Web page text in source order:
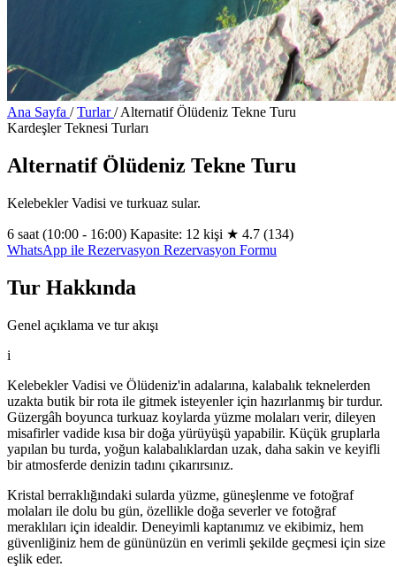
Ana Sayfa / Turlar/ Alternatif Ölüdeniz Tekne Turu
Kardeşler Teknesi Turları
Alternatif Ölüdeniz Tekne Turu
Kelebekler Vadisi ve turkuaz sular.
6 saat (10:00 - 16:00) Kapasite: 12 kişi ★ 4.7 (134)
WhatsApp ile Rezervasyon Rezervasyon Formu
Tur Hakkında
Genel açıklama ve tur akışı
i
Kelebekler Vadisi ve Ölüdeniz'in adalarına, kalabalık teknelerden
uzakta butik bir rota ile gitmek isteyenler için hazırlanmış bir turdur.
Güzergâh boyunca turkuaz koylarda yüzme molaları verir, dileyen
misafirler vadide kısa bir doğa yürüyüşü yapabilir. Küçük gruplarla
yapılan bu turda, yoğun kalabalıklardan uzak, daha sakin ve keyifli
bir atmosferde denizin tadını çıkarırsınız.
Kristal berraklığındaki sularda yüzme, güneşlenme ve fotoğraf
molaları ile dolu bu gün, özellikle doğa severler ve fotoğraf
meraklıları için idealdir. Deneyimli kaptanımız ve ekibimiz, hem
güvenliğiniz hem de gününüzün en verimli şekilde geçmesi için size
eşlik eder.